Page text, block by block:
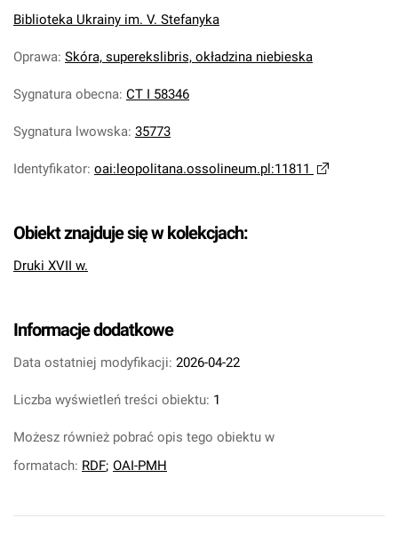
Biblioteka Ukrainy im. V. Stefanyka
Oprawa: Skóra, superekslibris, okładzina niebieska
Sygnatura obecna: CT I 58346
Sygnatura lwowska: 35773
Identyfikator: oai:leopolitana.ossolineum.pl:11811
Obiekt znajduje się w kolekcjach:
Druki XVII w.
Informacje dodatkowe
Data ostatniej modyfikacji: 2026-04-22
Liczba wyświetleń treści obiektu: 1
Możesz również pobrać opis tego obiektu w
formatach: RDF; OAI-PMH